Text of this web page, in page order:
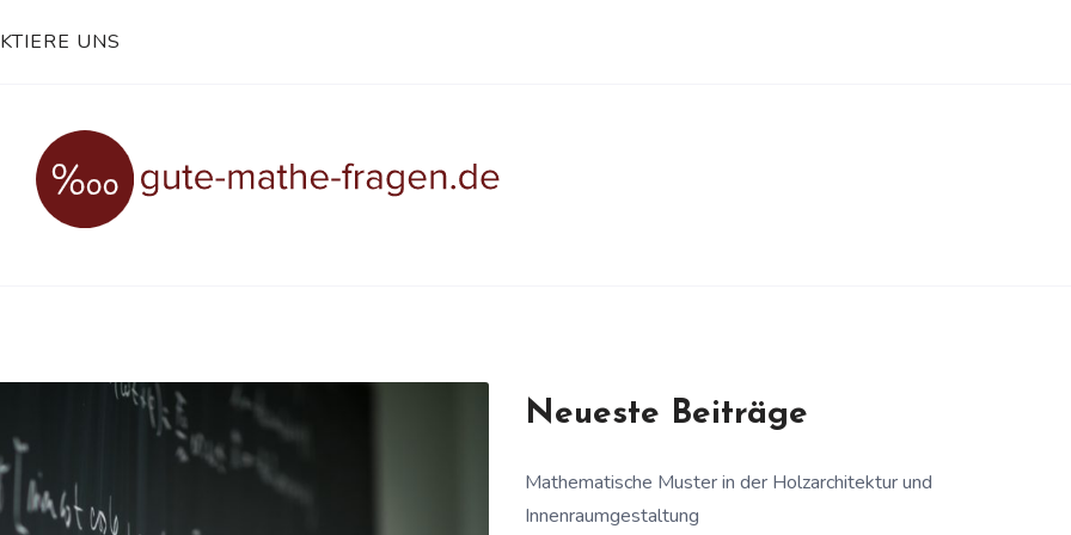
UNS
Neueste Beiträge
Mathematische Muster in der Holzarchitektur und
Innenraumgestaltung